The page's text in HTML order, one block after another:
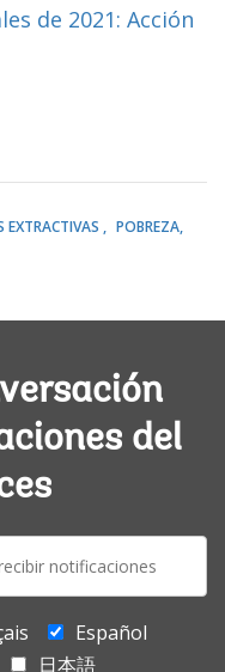
de 2021: Acción
EXTRACTIVAS
POBREZA
del
Español
日本語